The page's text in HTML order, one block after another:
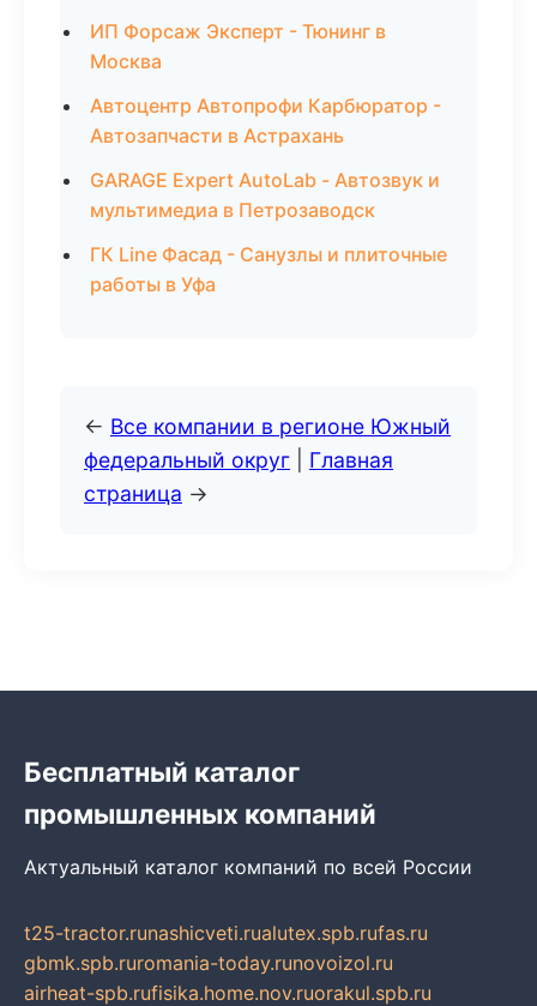
ИП Форсаж Эксперт - Тюнинг в
Москва
Автоцентр Автопрофи Карбюратор -
Автозапчасти в Астрахань
GARAGE Expert AutoLab - Автозвук и
мультимедиа в Петрозаводск
ГК Line Фасад - Санузлы и плиточные
работы в Уфа
← Все компании в регионе Южный
федеральный округ
Главная
страница →
Бесплатный каталог
промышленных компаний
Актуальный каталог компаний по всей России
t25-tractor.runashicveti.rualutex.spb.rufas.ru
gbmk.spb.ruromania-today.runovoizol.ru
airheat-spb.rufisika.home.nov.ruorakul.spb.ru